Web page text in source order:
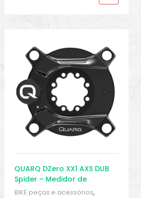
QUARQ DZero XX1 AXS DUB
Spider – Medidor de
Potência – Pedivela
BIKE peças e acessórios,